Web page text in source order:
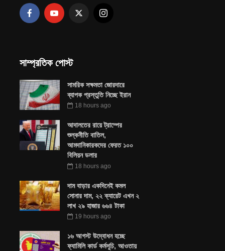
সাম্প্রতিক পোস্ট
সামরিক সক্ষমতা জোরদারে
ব্যাপক প্রস্তুতি নিচ্ছে ইরান
18 hours ago
আদালতের রায়ে ট্রাম্পের
শুল্কনীতি বাতিল,
আমদানিকারকদের ফেরত ১০০
বিলিয়ন ডলার
18 hours ago
দাম বাড়ার একদিনেই কমল
সোনার দাম, ২২ ক্যারেট এখন ২
লাখ ২৯ হাজার ৬৬৪ টাকা
19 hours ago
১৬ আগস্ট উদ্বোধন হচ্ছে
ফ্যামিলি কার্ড কর্মসূচি, আওতায়